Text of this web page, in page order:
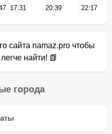
17:31 20:39 22:17
сайта namaz.pro чтобы
найти! 📗
города